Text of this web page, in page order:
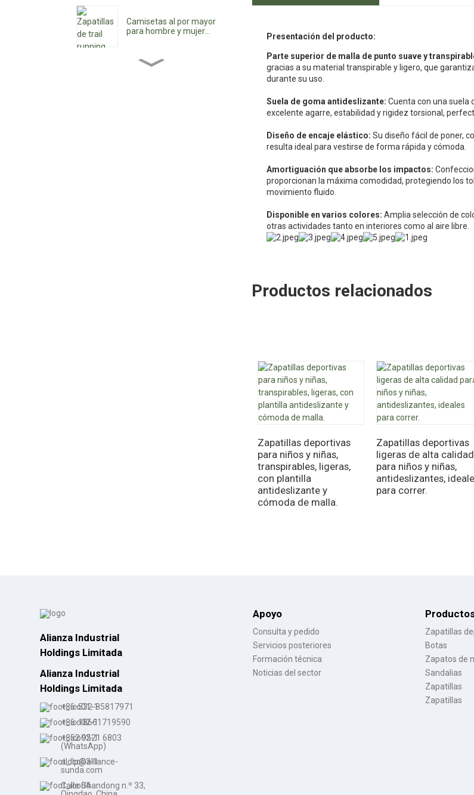
Camisetas al por mayor
para hombre y mujer...
Presentación del producto:
Parte superior de malla de punto suave y
gracias a su material transpirable y ligero, que
durante su uso.
Suela de goma antideslizante: Cuenta con una suela
excelente agarre, estabilidad y rigidez torsional,
Diseño de encaje elástico: Su diseño fácil de poner,
resulta ideal para vestirse de forma rápida y cómoda.
Amortiguación que absorbe los impactos:
proporcionan la máxima comodidad, protegiendo los
movimiento fluido.
Disponible en varios colores:Amplia selección de
otras actividades tanto en interiores como al aire libre.
Productos relacionados
Zapatillas deportivas
para niños y niñas,
transpirables, ligeras,
con plantilla
antideslizante y
cómoda de malla.
Zapatillas deportivas
ligeras de alta calidad
para niños y niñas,
antideslizantes,
para correr.
Alianza Industrial
Holdings Limitada
Alianza Industrial
Holdings Limitada
+86-532-85817971
+86-18661719590
+852 9521 6803
(WhatsApp)
aldlp@alliance-
sunda.com
Calle Shandong n.º 33,
Apoyo
Consulta y pedido
Servicios posteriores
Formación técnica
Noticias del sector
Zapatillas
Botas
Zapatos de
Sandalias
Zapatillas
Zapatillas